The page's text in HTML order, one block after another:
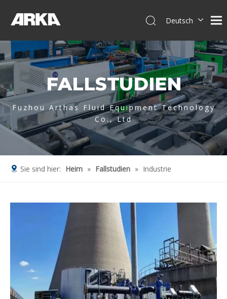
Deutsch
العربية
Français
Pусский
Español
Português
Italiano
FALLSTUDIEN
Fuzhou Arthas Fluid Equipment Technology
Co., Ltd
Sie sind hier: Heim » Fallstudien » Industrie